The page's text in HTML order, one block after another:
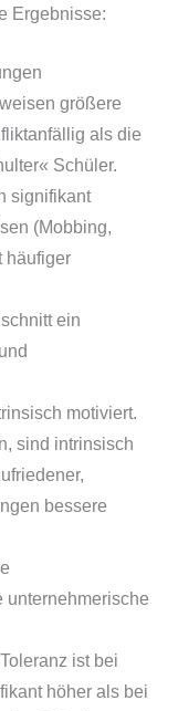
Ergebnisse:
größere
als die
Schüler.
signifikant
(Mobbing,
häufiger
ein
motiviert.
sind intrinsisch
bessere
unternehmerische
ist bei
höher als bei